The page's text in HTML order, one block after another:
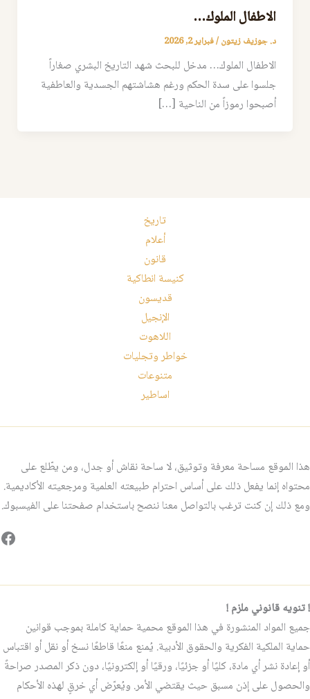
الاطفال الملوك…
د. جوزيف زيتون/فبراير 2, 2026
الاطفال الملوك… مدخل للبحث شهد التاريخ البشري صغاراً
جلسوا على سدة الحكم ورغم هشاشتهم الجسدية والعاطفية
أصبحوا رموزاً من الناحية […]
تاريخ
أعلام
قانون
كنيسة انطاكية
قديسون
الإنجيل
اللاهوت
خواطر وتجليات
متنوعات
اساطير
هذا الموقع مساحة معرفة وتوثيق، لا ساحة نقاش أو جدل، ومن يطّلع على
محتواه إنما يفعل ذلك على أساس احترام طبيعته العلمية ومرجعيته الأكاديمية.
ومع ذلك إن كنت ترغب بالتواصل معنا ننصح باستخدام صفحتنا على الفيسبوك.
! تنويه قانوني ملزم !
جميع المواد المنشورة في هذا الموقع محمية حماية كاملة بموجب قوانين
حماية الملكية الفكرية والحقوق الأدبية. يُمنع منعًا قاطعًا نسخ أو نقل أو اقتباس
أو إعادة نشر أي مادة، كليًا أو جزئيًا، ورقيًا أو إلكترونيًا، دون ذكر المصدر صراحةً
والحصول على إذن مسبق حيث يقتضي الأمر. ويُعرّض أي خرقٍ لهذه الأحكام